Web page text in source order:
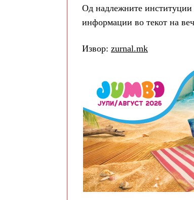
Од надлежните институции
информации во текот на
Извор: zurnal.mk